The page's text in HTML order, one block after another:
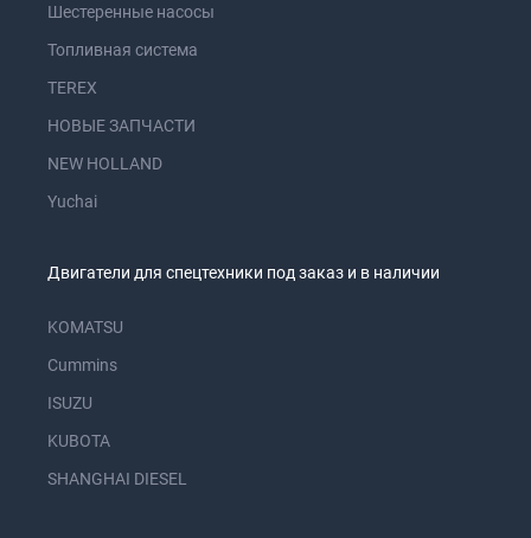
Шестеренные насосы
Топливная система
TEREX
НОВЫЕ ЗАПЧАСТИ
NEW HOLLAND
Yuchai
Двигатели для спецтехники под заказ и в наличии
KOMATSU
Cummins
ISUZU
KUBOTA
SHANGHAI DIESEL